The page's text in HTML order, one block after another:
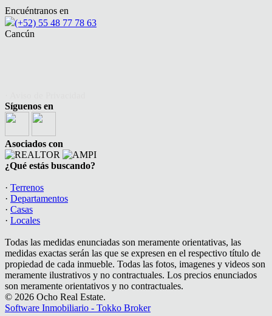
Encuéntranos en
(+52) 55 48 77 78 63
Cancún
Síguenos en
Asociados con
¿Qué estás buscando?
· Terrenos
· Departamentos
· Casas
· Locales
Todas las medidas enunciadas son meramente orientativas, las
medidas exactas serán las que se expresen en el respectivo título de
propiedad de cada inmueble. Todas las fotos, imagenes y videos son
meramente ilustrativos y no contractuales. Los precios enunciados
son meramente orientativos y no contractuales.
© 2026 Ocho Real Estate.
Software Inmobiliario - Tokko Broker